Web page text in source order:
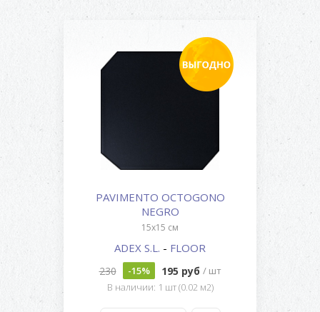
PAVIMENTO OCTOGONO
NEGRO
15x15 см
ADEX S.L. - FLOOR
230 -15% 195 руб / шт
В наличии: 1 шт (0.02 м2)